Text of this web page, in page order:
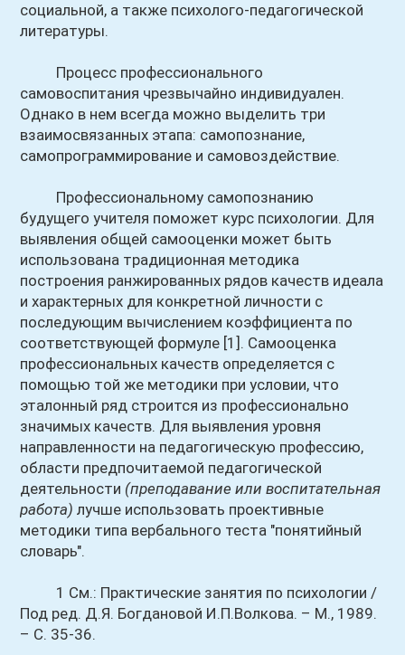
социальной, а также психолого-педагогической
литературы.
Процесс профессионального
самовоспитания чрезвычайно индивидуален.
Однако в нем всегда можно выделить три
взаимосвязанных этапа: самопознание,
самопрограммирование и самовоздействие.
Профессиональному самопознанию
будущего учителя поможет курс психологии. Для
выявления общей самооценки может быть
использована традиционная методика
построения ранжированных рядов качеств идеала
и характерных для конкретной личности с
последующим вычислением коэффициента по
соответствующей формуле [1]. Самооценка
профессиональных качеств определяется с
помощью той же методики при условии, что
эталонный ряд строится из профессионально
значимых качеств. Для выявления уровня
направленности на педагогическую профессию,
области предпочитаемой педагогической
деятельности (преподавание или воспитательная
работа) лучше использовать проективные
методики типа вербального теста "понятийный
словарь".
1 См.: Практические занятия по психологии /
Под ред. Д.Я. Богдановой И.П.Волкова. – М., 1989.
– С. 35-36.